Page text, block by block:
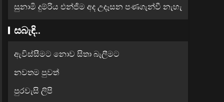
සුනාමි දුම්රිය එන්ජිම අද උදෑසන පණගැන්වී නැහැ
සබැඳි..
ඇවිස්සීමට නොව සිතා බැලීමට
නවතම පුවත්
පුරවැසි ලිපි